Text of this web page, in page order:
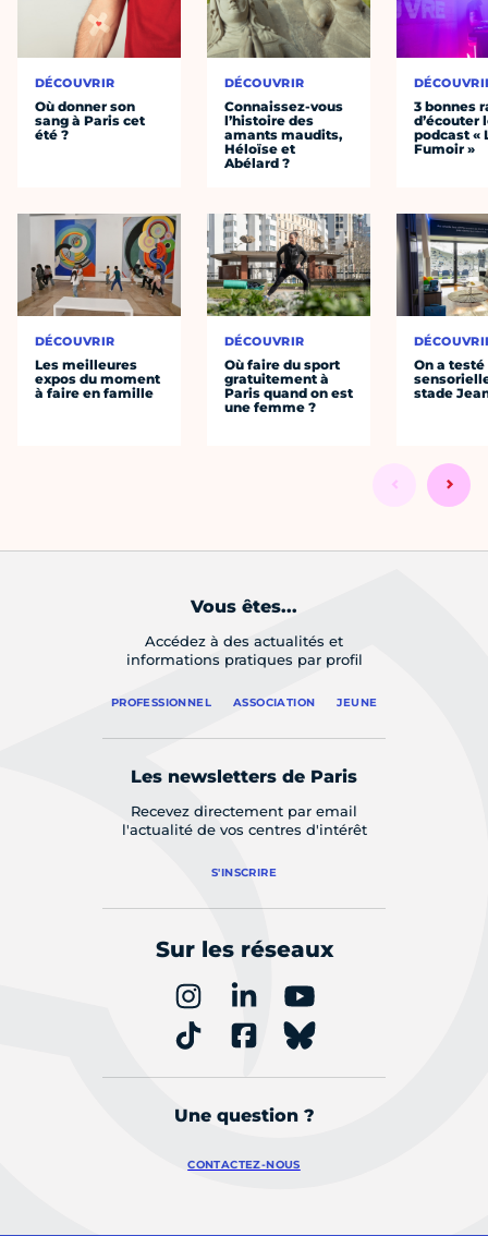
DÉCOUVRIR
Où donner son
sang à Paris cet
été ?
DÉCOUVRIR
Les meilleures
expos du moment
à faire en famille
DÉCOUVRIR
Connaissez-vous
l’histoire des
amants maudits,
Héloïse et
Abélard ?
DÉCOUVRIR
Où faire du sport
gratuitement à
Paris quand on est
une femme ?
3 bonnes
d’écouter
podcast «
Fumoir »
On a
stade
Vous êtes...
Accédez à des actualités et
informations pratiques par profil
PROFESSIONNEL ASSOCIATION JEUNE
Les newsletters de Paris
Recevez directement par email
l'actualité de vos centres d'intérêt
S'INSCRIRE
Sur les réseaux
Une question ?
CONTACTEZ-NOUS